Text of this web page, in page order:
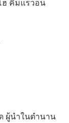
ฮ คิมแรวอน
ผู้นำในตำนาน